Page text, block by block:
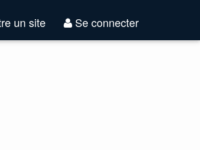
Se connecter
un site